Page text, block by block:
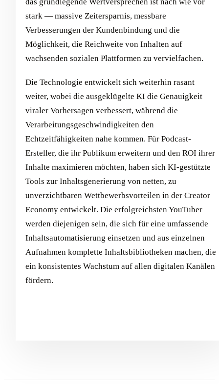
das grundlegende Wertversprechen ist nach wie vor
stark — massive Zeitersparnis, messbare
Verbesserungen der Kundenbindung und die
Möglichkeit, die Reichweite von Inhalten auf
wachsenden sozialen Plattformen zu vervielfachen.
Die Technologie entwickelt sich weiterhin rasant
weiter, wobei die ausgeklügelte KI die Genauigkeit
viraler Vorhersagen verbessert, während die
Verarbeitungsgeschwindigkeiten den
Echtzeitfähigkeiten nahe kommen. Für Podcast-
Ersteller, die ihr Publikum erweitern und den ROI ihrer
Inhalte maximieren möchten, haben sich KI-gestützte
Tools zur Inhaltsgenerierung von netten, zu
unverzichtbaren Wettbewerbsvorteilen in der Creator
Economy entwickelt. Die erfolgreichsten YouTuber
werden diejenigen sein, die sich für eine umfassende
Inhaltsautomatisierung einsetzen und aus einzelnen
Aufnahmen komplette Inhaltsbibliotheken machen, die
ein konsistentes Wachstum auf allen digitalen Kanälen
fördern.